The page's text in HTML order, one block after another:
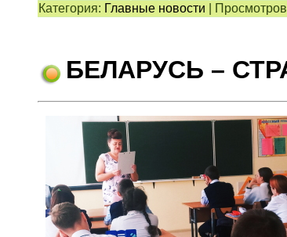
Категория: Главные новости
БЕЛАРУСЬ –